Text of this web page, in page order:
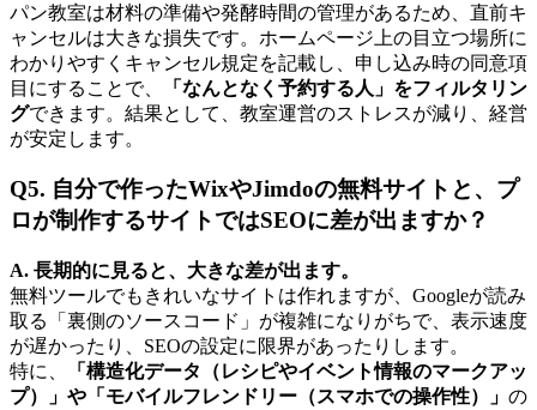
パン教室は材料の準備や発酵時間の管理があるため、直前キ
ャンセルは大きな損失です。ホームページ上の目立つ場所に
わかりやすくキャンセル規定を記載し、申し込み時の同意項
目にすることで、
「なんとなく予約する人」をフィルタリン
グできます。結果として、教室運営のストレスが減り、経営
が安定します。
Q5. 自分で作ったWixやJimdoの無料サイトと、プ
ロが制作するサイトではSEOに差が出ますか？
A. 長期的に見ると、大きな差が出ます。
無料ツールでもきれいなサイトは作れますが、Googleが読み
取る「裏側のソースコード」が複雑になりがちで、表示速度
が遅かったり、SEOの設定に限界があったりします。
特に、
「構造化データ（レシピやイベント情報のマークアッ
プ）」や「モバイルフレンドリー（スマホでの操作性）」 の